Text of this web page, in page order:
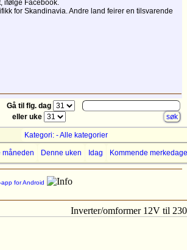
ifølge Facebook.
for Skandinavia. Andre land feirer en tilsvarende
Gå til flg. dag
eller uke
Kategori: - Alle kategorier
måneden Denne uken Idag Kommende
for Android
Inverter/omformer 12V til